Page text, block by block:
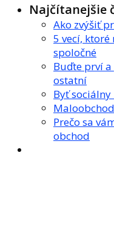
Najčítanejšie
Ako zvýšiť
5 vecí,
spoločné
Buďte prví
ostatní
Byť
Prečo sa
obchod